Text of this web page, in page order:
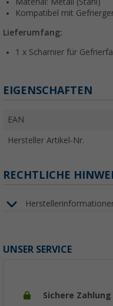
Kompatibel mit
Lieferumfang:
1 x Scharnier für
EIGENSCHAFTEN
EAN
Hersteller Artikel-Nr.
RECHTLICHE
UNSER SERVICE
Sichere